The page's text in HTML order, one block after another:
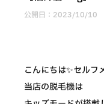
公開日： 2023/10/10
こんにちは✨セルフ
当店の脱毛機は